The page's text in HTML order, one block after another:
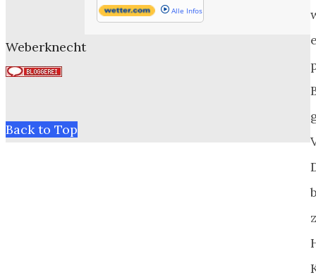
Alle Infos
Weberknecht
Back to Top